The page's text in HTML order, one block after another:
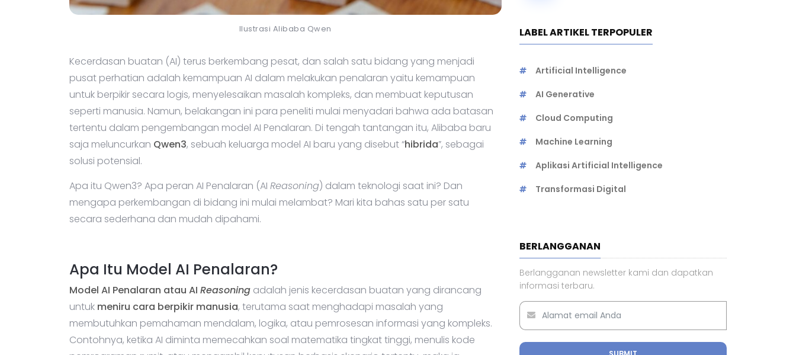
Ilustrasi Alibaba Qwen
Kecerdasan buatan (AI) terus berkembang pesat, dan salah satu bidang yang menjadi
pusat perhatian adalah kemampuan AI dalam melakukan penalaran yaitu kemampuan
untuk berpikir secara logis, menyelesaikan masalah kompleks, dan membuat keputusan
seperti manusia. Namun, belakangan ini para peneliti mulai menyadari bahwa ada batasan
tertentu dalam pengembangan model AI Penalaran. Di tengah tantangan itu, Alibaba baru
saja meluncurkan Qwen3, sebuah keluarga model AI baru yang disebut “hibrida”, sebagai
solusi potensial.
Apa itu Qwen3? Apa peran AI Penalaran (AI Reasoning) dalam teknologi saat ini? Dan
mengapa perkembangan di bidang ini mulai melambat? Mari kita bahas satu per satu
secara sederhana dan mudah dipahami.
Apa Itu Model AI Penalaran?
Model AI Penalaran atau AI Reasoning adalah jenis kecerdasan buatan yang dirancang
untuk meniru cara berpikir manusia, terutama saat menghadapi masalah yang
membutuhkan pemahaman mendalam, logika, atau pemrosesan informasi yang kompleks.
Contohnya, ketika AI diminta memecahkan soal matematika tingkat tinggi, menulis kode
LABEL ARTIKEL TERPOPULER
Artificial Intelligence
AI Generative
Cloud Computing
Machine Learning
Aplikasi Artificial Intelligence
Transformasi Digital
BERLANGGANAN
Berlangganan newsletter kami dan dapatkan
informasi terbaru.